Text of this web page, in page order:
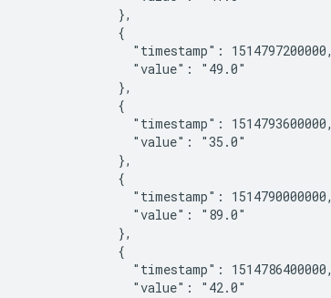
                },
                {
                  "timestamp": 1514797200000,
                  "value": "49.0"
                },
                {
                  "timestamp": 1514793600000,
                  "value": "35.0"
                },
                {
                  "timestamp": 1514790000000,
                  "value": "89.0"
                },
                {
                  "timestamp": 1514786400000,
                  "value": "42.0"